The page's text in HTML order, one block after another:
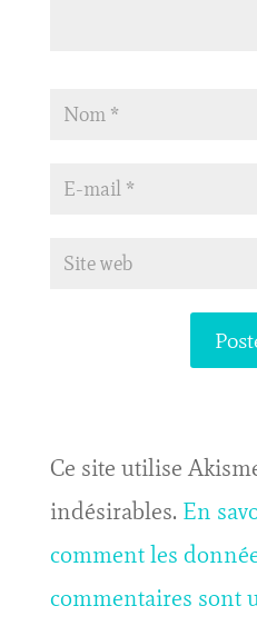
Ce site utilise
indésirables. En
comment les
commentaires sont